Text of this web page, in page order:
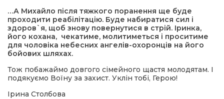
…А Михайло після тяжкого поранення ще буде
проходити реабілітацію. Буде набиратися сил і
здоров`я, щоб знову повернутися в стрій. Іринка,
його кохана, чекатиме, молитиметься і проситиме
для чоловіка небесних ангелів-охоронців на його
бойових шляхах.
Тож побажаймо довгого сімейного щастя молодятам. І
подякуємо Воїну за захист. Уклін тобі, Герою!
Ірина Столбова